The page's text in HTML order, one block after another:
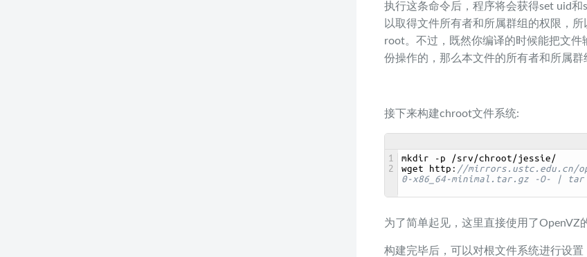
执行这条命令后，程序将会获得set uid和
以取得文件所有者和所属群组的权限，
root。不过，既然你编译的时候能把文
份操作的，那么本文件的所有者和所属群
接下来构建chroot文件系统:
1
2
mkdir - p /srv /chroot /jessie /
wget http : //mirrors.ustc.edu.cn/
0-x86_64-minimal.tar.gz -O- |
为了简单起见，这里直接使用了OpenVZ
构建完毕后，可以对根文件系统进行设置